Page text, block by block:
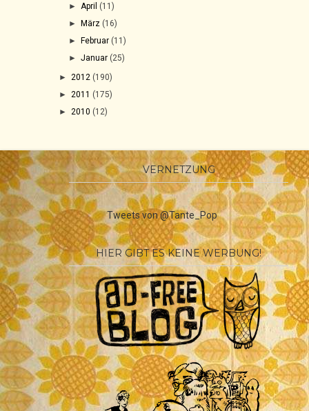
► April (11)
►März (16)
►Februar (11)
►Januar (25)
► 2012 (190)
► 2011 (175)
► 2010 (12)
VERNETZUNG
Tweets von @Tante_Pop
HIER GIBT ES KEINE WERBUNG!